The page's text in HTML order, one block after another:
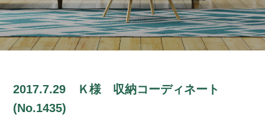
2017.7.29 Ｋ様 収納コーディネート
(No.1435)